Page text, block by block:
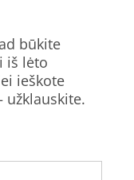
būkite
iš lėto
ieškote
užklauskite.